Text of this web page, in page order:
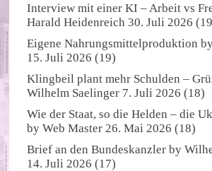
Interview mit einer KI – Arbeit vs
Harald Heidenreich 30. Juli 2026
Eigene Nahrungsmittelproduktion
15. Juli 2026 (19)
Klingbeil plant mehr Schulden –
Wilhelm Saelinger 7. Juli 2026 (18)
Wie der Staat, so die Helden – die
byWeb Master 26. Mai 2026 (18)
Brief an den Bundeskanzler by
14. Juli 2026 (17)